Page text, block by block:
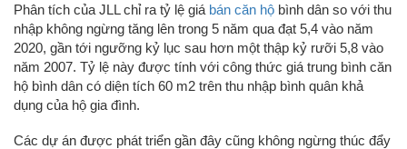
Phân tích của JLL chỉ ra tỷ lệ giá bán căn hộ bình dân so với thu
nhập không ngừng tăng lên trong 5 năm qua đạt 5,4 vào năm
2020, gần tới ngưỡng kỷ lục sau hơn một thập kỷ rưỡi 5,8 vào
năm 2007. Tỷ lệ này được tính với công thức giá trung bình căn
hộ bình dân có diện tích 60 m2 trên thu nhập bình quân khả
dụng của hộ gia đình.
Các dự án được phát triển gần đây cũng không ngừng thúc đẩy